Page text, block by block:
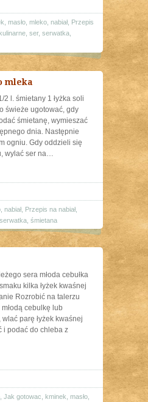
masło mleko nabiał, Przepis
ser, serwatka
mleka
2 l. śmietany 1 łyżka soli
świeże ugotować, gdy
śmietanę, wymieszać
dnia. Następnie
ogniu. Gdy oddzieli się
wylać ser na…
nabiał, Przepis na nabiał,
serwatka śmietana
sera młoda cebułka
kilka łyżek kwaśnej
Rozrobić na talerzu
cebulkę lub
parę łyżek kwaśnej
i podać do chleba z
Jak gotowac kminek masło